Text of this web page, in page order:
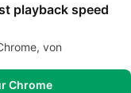
playback speed
von
Chrome